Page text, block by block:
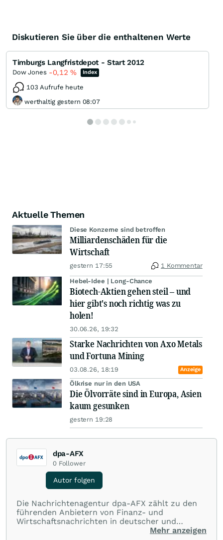
Diskutieren Sie über die enthaltenen Werte
Timburgs Langfristdepot - Start 2012
Dow Jones -0,12% Index
103 Aufrufe heute
werthaltig gestern 08:07
Aktuelle Themen
Diese Konzerne sind betroffen
Milliardenschäden für die
Wirtschaft
gestern 17:55 1 Kommentar
Hebel-Idee | Long-Chance
Biotech-Aktien gehen steil – und
hier gibt's noch richtig was zu
holen!
30.06.26, 19:32
Starke Nachrichten von Axo Metals
und Fortuna Mining
03.08.26, 18:19 Anzeige
Ölkrise nur in den USA
Die Ölvorräte sind in Europa, Asien
kaum gesunken
gestern 19:28
dpa-AFX
0 Follower
Autor folgen
Die Nachrichtenagentur dpa-AFX zählt zu den
führenden Anbietern von Finanz- und
Wirtschaftsnachrichten in deutscher und
englischer Sprache. Gestützt auf einMehr anzeigen